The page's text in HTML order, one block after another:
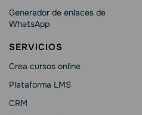
Generador de enlaces de
WhatsApp
SERVICIOS
Crea cursos online
Plataforma LMS
CRM